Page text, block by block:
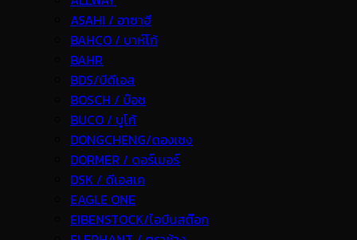
ASAHI / อาซาฮี
BAHCO / บาห์โก้
BAHR
BDS/บีดีเอส
BOSCH / บ๊อช
BUCO / บูโก้
DONGCHENG/ดองเชง
DORMER / ดอร์เมอร์
DSK / ดีเอสเค
EAGLE ONE
EIBENSTOCK/ไอบีนสต๊อก